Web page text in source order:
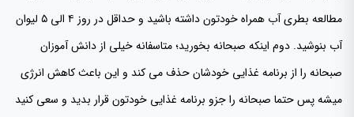
مطالعه بطری آب همراه خودتون داشته باشید و حداقل در روز ۴ الی ۵ لیوان
آب بنوشید. دوم اینکه صبحانه بخورید؛ متاسفانه خیلی از دانش آموزان
صبحانه را از برنامه غذایی خودشان حذف می کند و این باعث کاهش انرژی
میشه پس حتما صبحانه را جزو برنامه غذایی خودتون قرار بدید و سعی کنید